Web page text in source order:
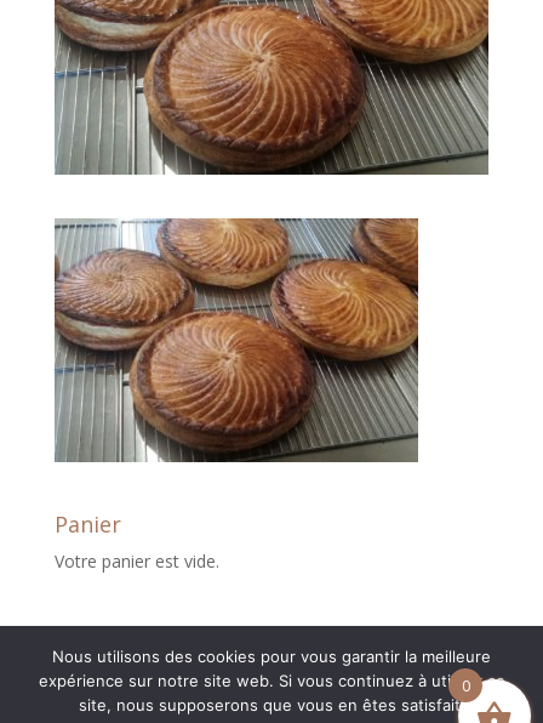
Panier
Votre panier est vide.
Création boutique en ligne :Myriam Corbet
0
Nous utilisons des cookies pour vous garantir la meilleure
expérience sur notre site web. Si vous continuez à utiliser ce
site, nous supposerons que vous en êtes satisfait.